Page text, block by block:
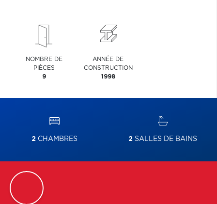
NOMBRE DE
PIÈCES
9
ANNÉE DE
CONSTRUCTION
1998
2CHAMBRES 2 SALLES DE BAINS